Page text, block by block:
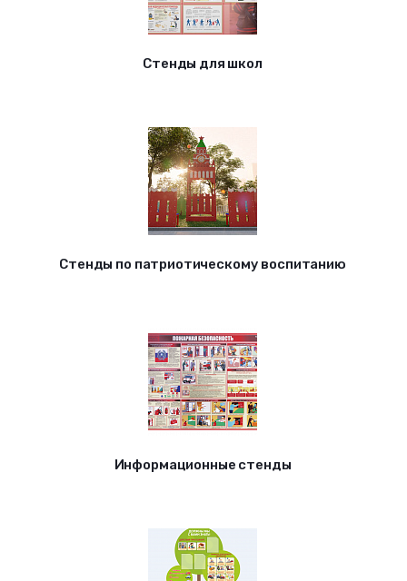
Стенды для школ
Стенды по патриотическому воспитанию
Информационные стенды